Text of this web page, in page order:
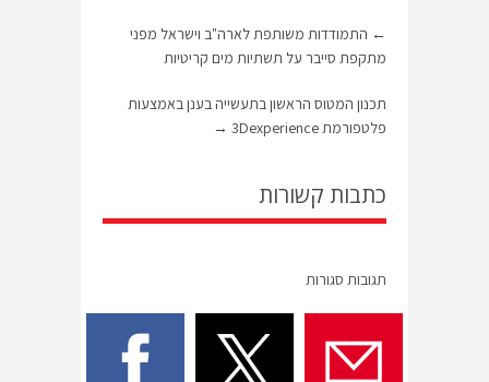
← התמודדות משותפת לארה"ב וישראל מפני
מתקפת סייבר על תשתיות מים קריטיות
תכנון המטוס הראשון בתעשייה בענן באמצעות
פלטפורמת 3Dexperience
→
כתבות קשורות
תגובות סגורות